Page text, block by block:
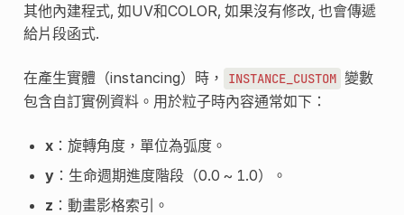
其他內建程式, 如UV和COLOR, 如果沒有修改, 也會傳遞
給片段函式.
在產生實體（instancing）時， INSTANCE_CUSTOM 變數
包含自訂實例資料。用於粒子時內容通常如下：
x：旋轉角度，單位為弧度。
y：生命週期進度階段（0.0 ~ 1.0）。
z ：動畫影格索引。